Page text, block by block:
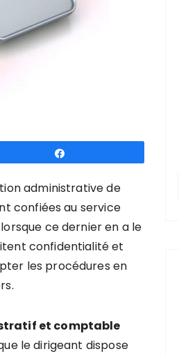
administrative de
confiées au service
ce dernier en a le
confidentialité et
les procédures en
et comptable
le dirigeant dispose